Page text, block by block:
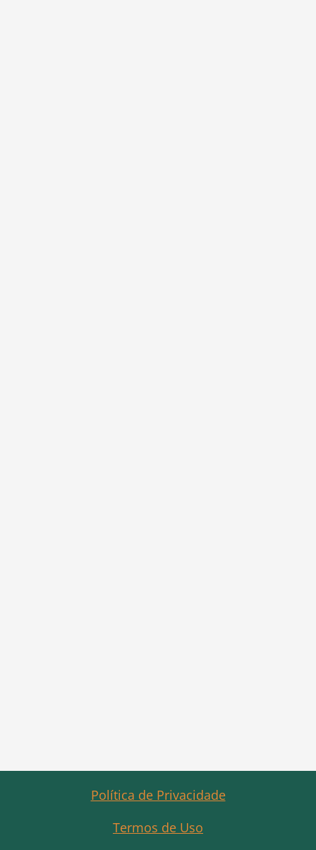
Política de Privacidade
Termos de Uso